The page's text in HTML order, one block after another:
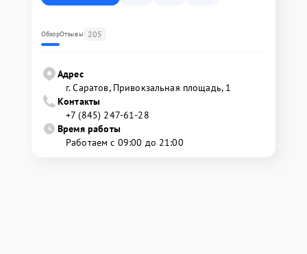
ОбзорОтзывы 205
Адрес
г. Саратов, Привокзальная площадь, 1
Контакты
+7 (845) 247-61-28
Время работы
Работаем с 09:00 до 21:00